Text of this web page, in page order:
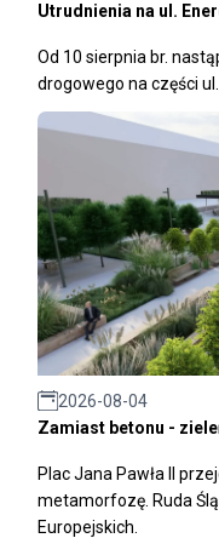
Utrudnienia na ul.
Od 10 sierpnia br.
drogowego na części
2026-08-04
Zamiast betonu -
Plac Jana Pawła II
metamorfozę. Ruda
Europejskich.